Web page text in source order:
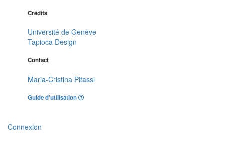
Crédits
Université de Genève
Tapioca Design
Contact
Maria-Cristina Pitassi
Guide d'utilisation
Connexion